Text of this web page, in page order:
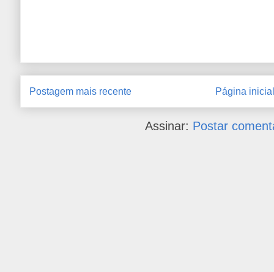
Postagem mais recente Página inicial
Assinar: Postar